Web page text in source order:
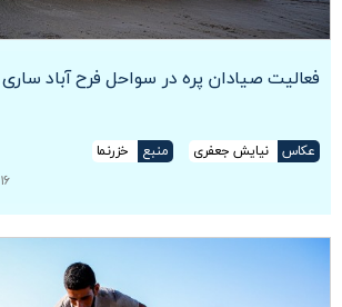
فعالیت صیادان پره در سواحل فرح آباد ساری
عکاس نیایش جعفری منبع
خزرنما
۱۶ آذر ۱۴۰۱ ساعت ۲۲:۴۹:۲۴